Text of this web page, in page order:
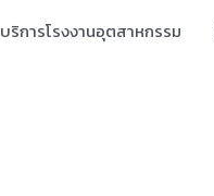
บริการโรงงานอุตสาหกรรม